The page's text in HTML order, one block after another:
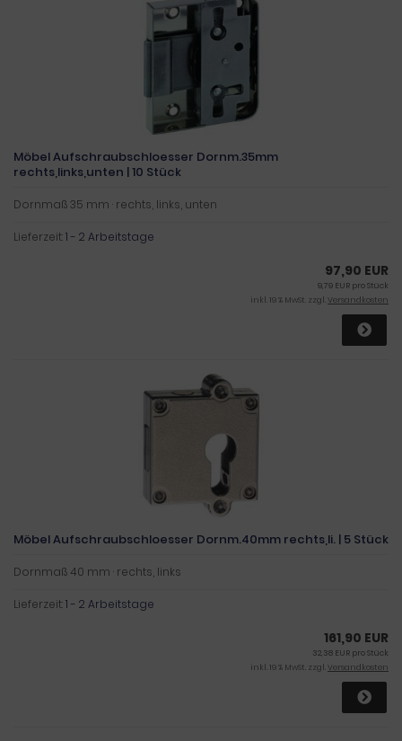
Möbel Aufschraubschloesser Dornm.35mm
rechts,links,unten | 10 Stück
Dornmaß 35 mm · rechts, links, unten
Lieferzeit:1 - 2 Arbeitstage
97,90 EUR
9,79 EUR pro Stück
inkl. 19 % MwSt. zzgl.Versandkosten
Möbel Aufschraubschloesser Dornm.40mm rechts,li. | 5 Stück
Dornmaß 40 mm · rechts, links
Lieferzeit:1 - 2 Arbeitstage
161,90 EUR
32,38 EUR pro Stück
inkl. 19 % MwSt. zzgl.Versandkosten